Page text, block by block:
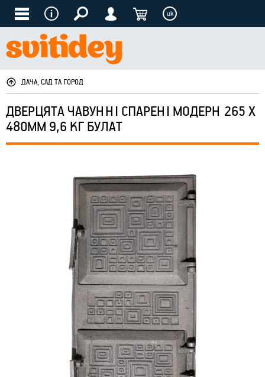
uk
ДАЧА, САД ТА ГОРОД
ДВЕРЦЯТА ЧАВУННІ СПАРЕНІ МОДЕРН 265 Х
480ММ 9,6 КГ БУЛАТ